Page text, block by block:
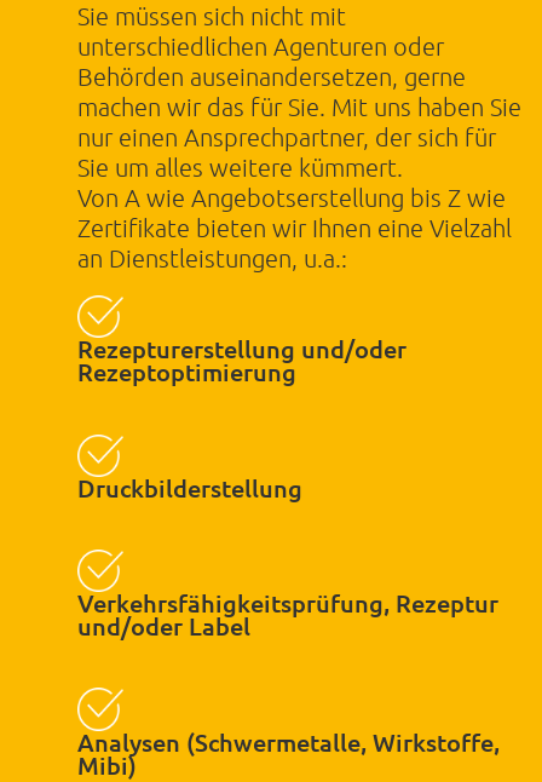
E-Mail Adresse
ABSENDEN
Powered by BreezingForms
Sie müssen sich nicht mit
unterschiedlichen Agenturen oder
Behörden auseinandersetzen, gerne
machen wir das für Sie. Mit uns haben Sie
nur einen Ansprechpartner, der sich für
Sie um alles weitere kümmert.
Von A wie Angebotserstellung bis Z wie
Zertifikate bieten wir Ihnen eine Vielzahl
an Dienstleistungen, u.a.:
Rezepturerstellung und/oder
Rezeptoptimierung
Druckbilderstellung
Verkehrsfähigkeitsprüfung, Rezeptur
und/oder Label
Analysen (Schwermetalle, Wirkstoffe,
Mibi)